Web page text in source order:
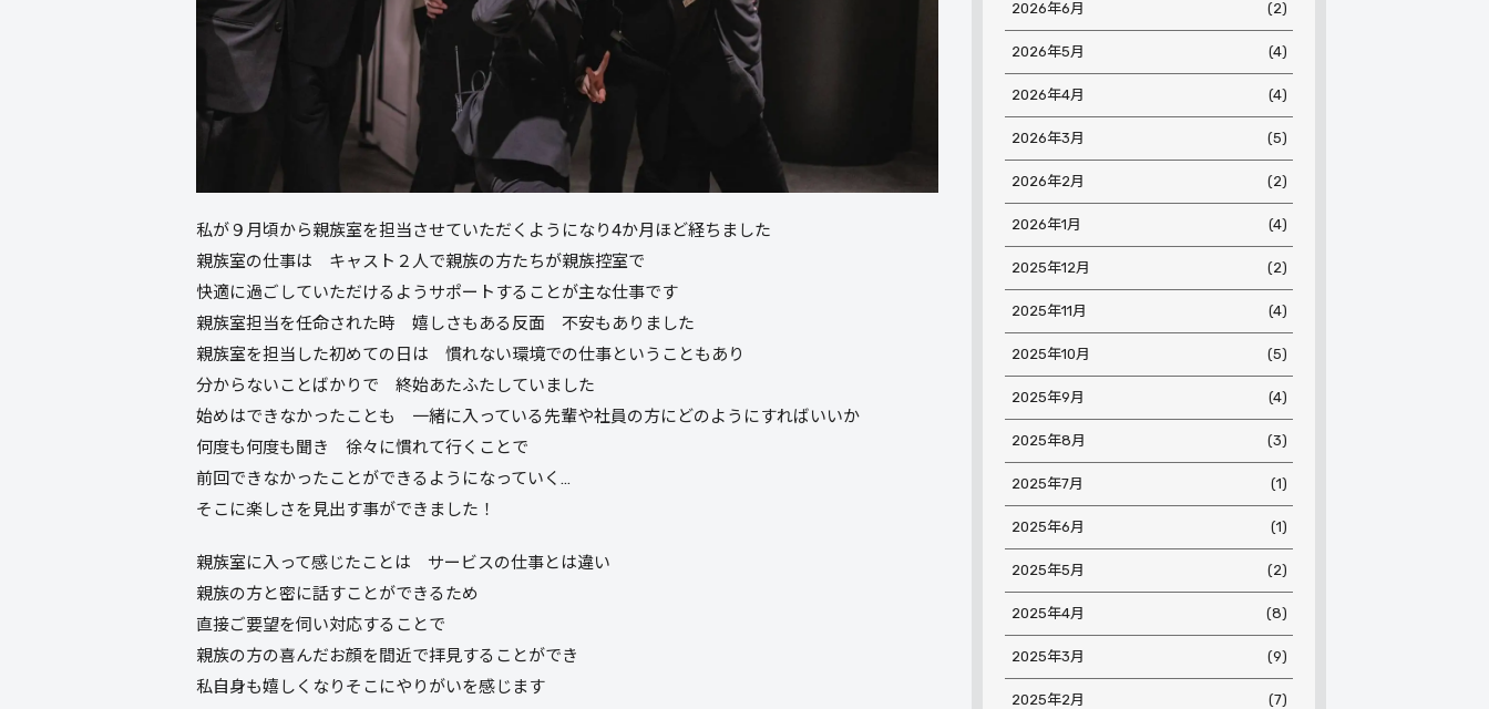
私が９月頃から親族室を担当させていただくようになり4か月ほど経ちました
親族室の仕事は キャスト２人で親族の方たちが親族控室で
快適に過ごしていただけるようサポートすることが主な仕事です
親族室担当を任命された時 嬉しさもある反面 不安もありました
親族室を担当した初めての日は 慣れない環境での仕事ということもあり
分からないことばかりで 終始あたふたしていました
始めはできなかったことも 一緒に入っている先輩や社員の方にどのようにすればいいか
何度も何度も聞き 徐々に慣れて行くことで
前回できなかったことができるようになっていく…
そこに楽しさを見出す事ができました！
親族室に入って感じたことは サービスの仕事とは違い
親族の方と密に話すことができるため
直接ご要望を伺い対応することで
親族の方の喜んだお顔を間近で拝見することができ
私自身も嬉しくなりそこにやりがいを感じます
2026年6月 (2)
2026年5月 (4)
2026年4月 (4)
2026年3月 (5)
2026年2月 (2)
2026年1月 (4)
2025年12月 (2)
2025年11月 (4)
2025年10月 (5)
2025年9月 (4)
2025年8月 (3)
2025年7月 (1)
2025年6月 (1)
2025年5月 (2)
2025年4月 (8)
2025年3月 (9)
2025年2月 (7)